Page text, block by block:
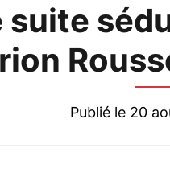
suite
Publié le 20